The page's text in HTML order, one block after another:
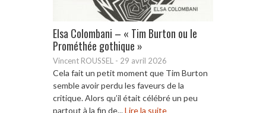
Elsa Colombani – « Tim Burton ou le
Prométhée gothique »
Vincent ROUSSEL - 29 avril 2026
Cela fait un petit moment que Tim Burton
semble avoir perdu les faveurs de la
critique. Alors qu’il était célébré un peu
partout à la fin de...Lire la suite